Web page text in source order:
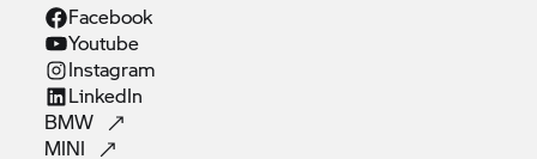
Facebook
Youtube
Instagram
LinkedIn
BMW
MINI